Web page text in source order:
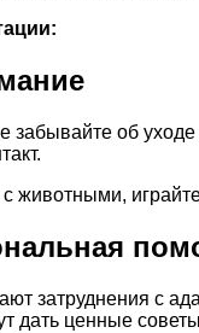
забывайте об
животными,
затруднения с
дать ценные